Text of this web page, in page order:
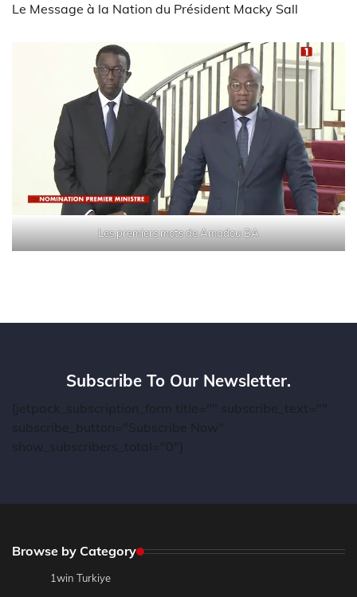
Le Message à la Nation du Président Macky Sall
Les premiers mots de Amadou BA
Subscribe To Our Newsletter.
[jetpack_subscription_form title="" subscribe_text=""
subscribe_button="Subscribe Now"
show_subscribers_total="0"]
Browse by Category
1win Turkiye